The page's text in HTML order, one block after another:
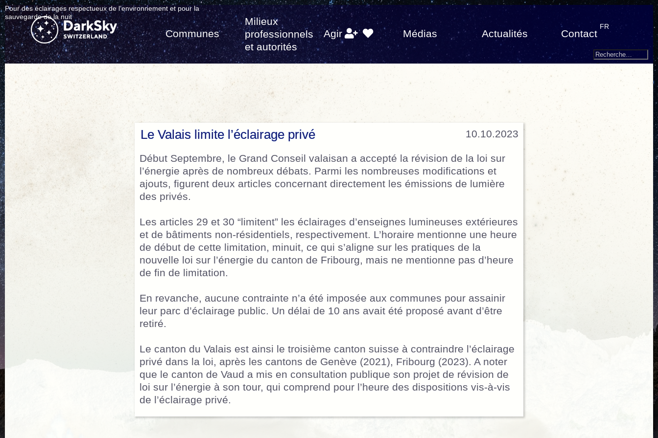
Pour des éclairages respectueux de l’environnement et pour la
sauvegarde de la nuit
Communes
Milieux
professionnels
et autorités
Agir Médias Actualités Contact
FR
Search
Recherche
10.10.2023
Le Valais limite l’éclairage privé
Début Septembre, le Grand Conseil valaisan a accepté la révision de la loi sur
l’énergie après de nombreux débats. Parmi les nombreuses modifications et
ajouts, figurent deux articles concernant directement les émissions de lumière
des privés.
Les articles 29 et 30 “limitent” les éclairages d’enseignes lumineuses extérieures
et de bâtiments non-résidentiels, respectivement. L’horaire mentionne une heure
de début de cette limitation, minuit, ce qui s’aligne sur les pratiques de la
nouvelle loi sur l’énergie du canton de Fribourg, mais ne mentionne pas d’heure
de fin de limitation.
En revanche, aucune contrainte n’a été imposée aux communes pour assainir
leur parc d’éclairage public. Un délai de 10 ans avait été proposé avant d’être
retiré.
Le canton du Valais est ainsi le troisième canton suisse à contraindre l’éclairage
privé dans la loi, après les cantons de Genève (2021), Fribourg (2023). A noter
que le canton de Vaud a mis en consultation publique son projet de révision de
loi sur l’énergie à son tour, qui comprend pour l’heure des dispositions vis-à-vis
de l’éclairage privé.